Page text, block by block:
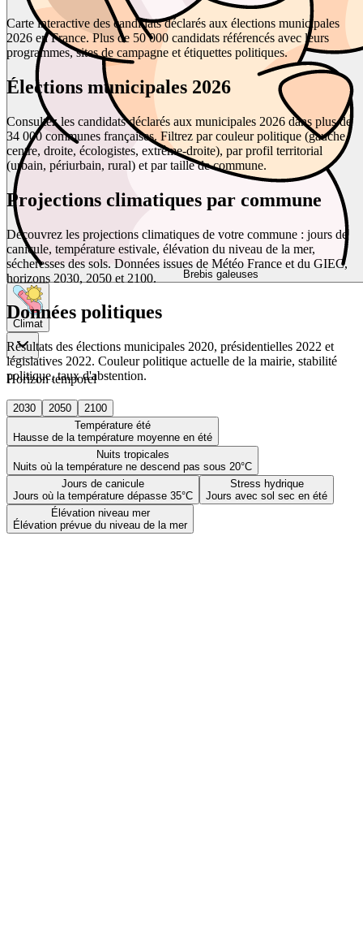
Brebis galeuses
Climat
Horizon temporel
2030 2050
2100
Température été
Hausse de la température moyenne en été
Nuits tropicales
Nuits où la température ne descend pas sous 20°C
Jours de canicule
Jours où la température dépasse 35°C
Stress hydrique
Jours avec sol sec en été
Élévation niveau mer
Élévation prévue du niveau de la mer
Carte interactive des candidats déclarés aux élections municipales
2026 en France. Plus de 50 000 candidats référencés avec leurs
programmes, sites de campagne et étiquettes politiques.
Élections municipales 2026
Consultez les candidats déclarés aux municipales 2026 dans plus de
34 000 communes françaises. Filtrez par couleur politique (gauche,
centre, droite, écologistes, extrême-droite), par profil territorial
(urbain, périurbain, rural) et par taille de commune.
Projections climatiques par commune
Découvrez les projections climatiques de votre commune : jours de
canicule, température estivale, élévation du niveau de la mer,
sécheresses des sols. Données issues de Météo France et du GIEC,
horizons 2030, 2050 et 2100.
Données politiques
Résultats des élections municipales 2020, présidentielles 2022 et
législatives 2022. Couleur politique actuelle de la mairie, stabilité
politique, taux d'abstention.